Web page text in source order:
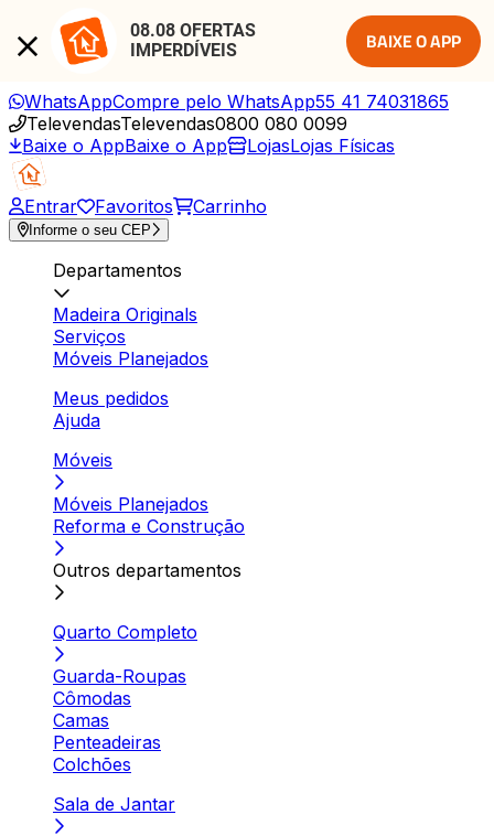
08.08 OFERTAS
IMPERDÍVEIS
BAIXE O APP
WhatsAppCompre pelo WhatsApp55 41 74031865
TelevendasTelevendas0800 080 0099
Baixe o AppBaixe o App LojasLojas Físicas
Entrar Favoritos Carrinho
Informe o seu CEP
Departamentos
Madeira Originals
Serviços
Móveis Planejados
Meus pedidos
Ajuda
Móveis
Móveis Planejados
Reforma e Construção
Outros departamentos
Quarto Completo
Guarda-Roupas
Cômodas
Camas
Penteadeiras
Colchões
Sala de Jantar